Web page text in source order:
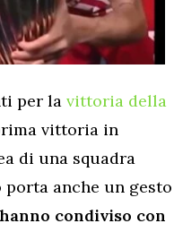
per la vittoria della
vittoria in
di una squadra
porta anche un gesto
condiviso con